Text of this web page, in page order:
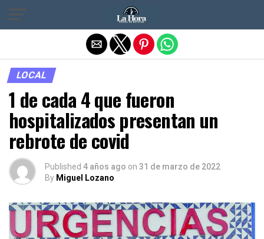
LOCAL
1 de cada 4 que fueron
hospitalizados presentan un
rebrote de covid
Published 4 años ago on 31 de marzo de 2022
By Miguel Lozano
Salir de la versión móvil